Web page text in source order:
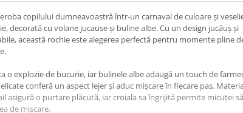
copilului dumneavoastră într-un carnaval de culoare și
decorată cu volane jucause și buline albe. Cu un design jucăuș și
această rochie este alegerea perfectă pentru momente pline
o explozie de bucurie, iar bulinele albe adaugă un touch de
conferă un aspect lejer și aduc mișcare în fiecare pas.
asigură o purtare plăcută, iar croiala sa îngrijită permite micuței
de mișcare.